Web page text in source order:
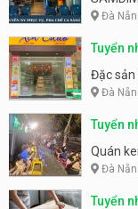
Đà
Tuyển
Nẵng
Đặc sản
Đà
Tuyển
Quán
Đà
Tuyển